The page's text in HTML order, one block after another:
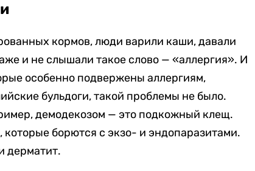
кормов, люди варили каши, давали
и не слышали такое слово — «аллергия». И
особенно подвержены аллергиям,
бульдоги, такой проблемы не было.
демодекозом — это подкожный клещ.
борются с экзо- и эндопаразитами.
дерматит.